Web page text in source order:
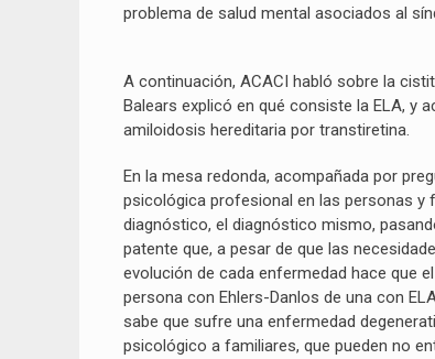
problema de salud mental asociados al
A continuación, ACACI habló sobre la
Balears explicó en qué consiste la ELA, y
amiloidosis hereditaria por transtiretina.
En la mesa redonda, acompañada por
psicológica profesional en las personas y
diagnóstico, el diagnóstico mismo,
patente que, a pesar de que las
evolución de cada enfermedad hace que
persona con Ehlers-Danlos de una con
sabe que sufre una enfermedad
psicológico a familiares, que pueden no